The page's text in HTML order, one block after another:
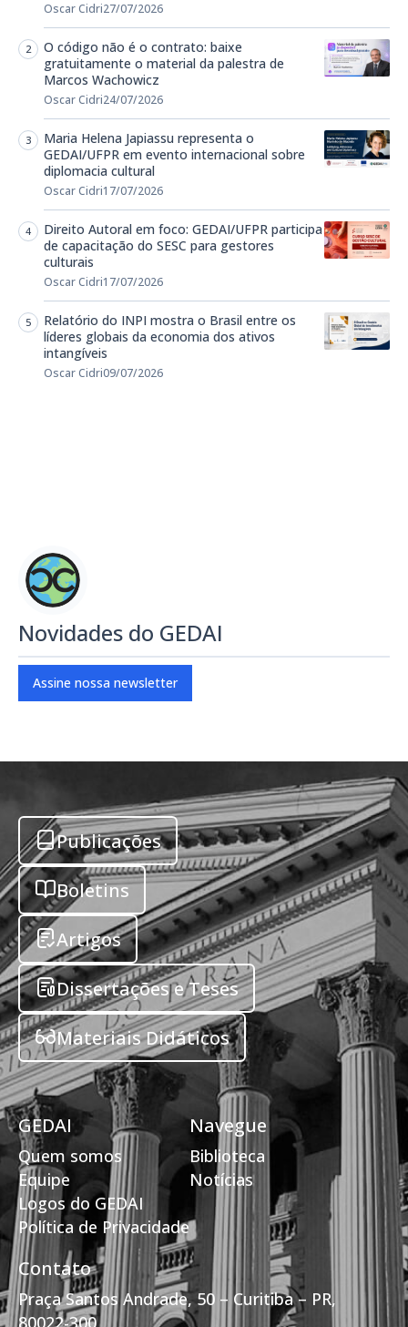
Oscar Cidri27/07/2026
O código não é o contrato: baixe
gratuitamente o material da palestra de
Marcos Wachowicz
Oscar Cidri24/07/2026
Maria Helena Japiassu representa o
GEDAI/UFPR em evento internacional sobre
diplomacia cultural
Oscar Cidri17/07/2026
Direito Autoral em foco: GEDAI/UFPR participa
de capacitação do SESC para gestores
culturais
Oscar Cidri17/07/2026
Relatório do INPI mostra o Brasil entre os
líderes globais da economia dos ativos
intangíveis
Oscar Cidri09/07/2026
Novidades do GEDAI
Assine nossa newsletter
Publicações
Boletins
Artigos
Dissertações e Teses
Materiais Didáticos
GEDAI
Quem somos
Equipe
Logos do GEDAI
Política de Privacidade
Navegue
Biblioteca
Notícias
Contato
Praça Santos Andrade, 50 – Curitiba – PR,
80022-300